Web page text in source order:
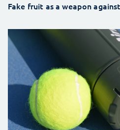
Fake fruit as a weapon